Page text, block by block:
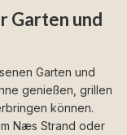
Garten und
Garten und
genießen, grillen
können.
Næs Strand oder